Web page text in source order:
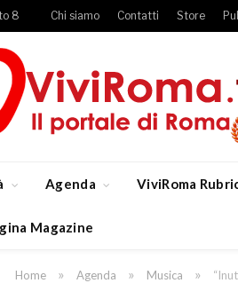
8 Chi siamo Contatti Store
Agenda ViviRoma
Magazine
Home » Agenda » Musica »